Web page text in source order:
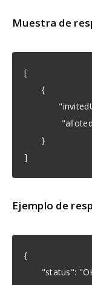
Muestra de
[
{
}
]
Ejemplo de
{
"status":